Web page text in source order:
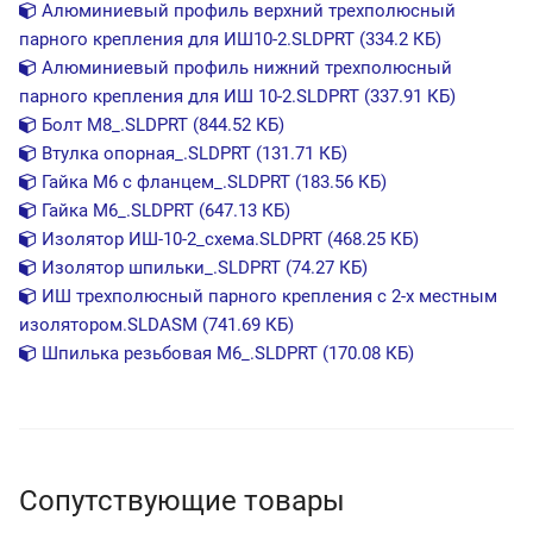
Алюминиевый профиль верхний трехполюсный
парного крепления для ИШ10-2.SLDPRT (334.2 КБ)
Алюминиевый профиль нижний трехполюсный
парного крепления для ИШ 10-2.SLDPRT (337.91 КБ)
Болт М8_.SLDPRT (844.52 КБ)
Втулка опорная_.SLDPRT (131.71 КБ)
Гайка М6 с фланцем_.SLDPRT (183.56 КБ)
Гайка М6_.SLDPRT (647.13 КБ)
Изолятор ИШ-10-2_схема.SLDPRT (468.25 КБ)
Изолятор шпильки_.SLDPRT (74.27 КБ)
ИШ трехполюсный парного крепления с 2-х местным
изолятором.SLDASM (741.69 КБ)
Шпилька резьбовая М6_.SLDPRT (170.08 КБ)
Сопутствующие товары